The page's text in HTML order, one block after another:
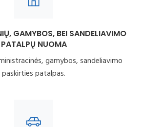
GAMYBOS, BEI SANDELIAVIMO
PATALPŲ NUOMA
gamybos, sandeliavimo
paskirties patalpas.